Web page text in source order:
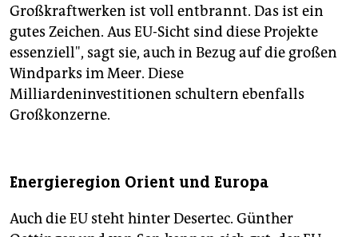
Großkraftwerken ist voll entbrannt. Das ist ein
gutes Zeichen. Aus EU-Sicht sind diese Projekte
essenziell", sagt sie, auch in Bezug auf die großen
Windparks im Meer. Diese
Milliardeninvestitionen schultern ebenfalls
Großkonzerne.
Energieregion Orient und Europa
Auch die EU steht hinter Desertec. Günther